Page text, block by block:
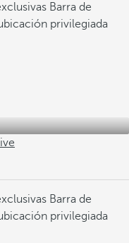
Barra de
privilegiada
Barra de
privilegiada